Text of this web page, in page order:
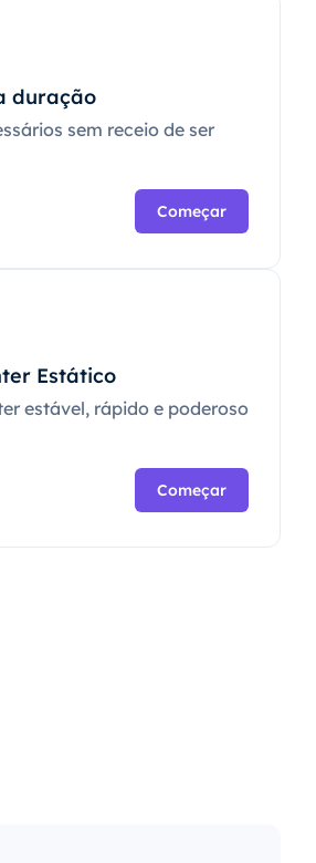
duração
sem receio de ser
Começar
Estático
estável, rápido e poderoso
Começar